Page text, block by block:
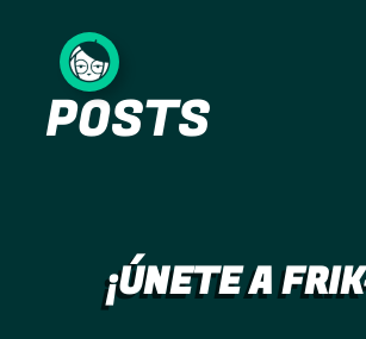
contenido
POSTS
¡ÚNETE A